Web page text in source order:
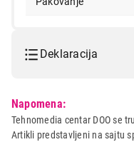
Deklaracija
Naziv i vrsta robe:
Uvoznik:
Napomena:
Tehnomedia centar DOO se
Artikli predstavljeni na sajtu